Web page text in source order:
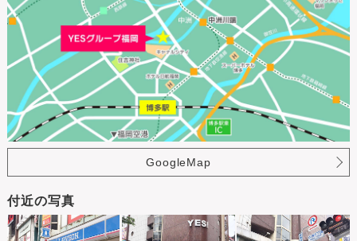
GoogleMap
付近の写真